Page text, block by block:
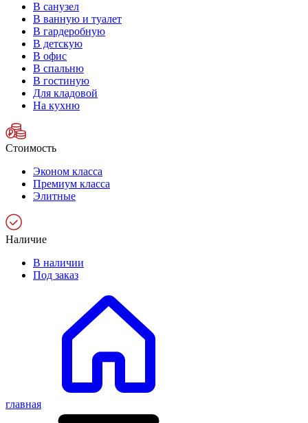
В санузел
В ванную и туалет
В гардеробную
В детскую
В офис
В спальню
В гостиную
Для кладовой
На кухню
Стоимость
Эконом класса
Премиум класса
Элитные
Наличие
В наличии
Под заказ
главная